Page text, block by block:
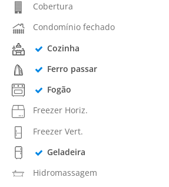
Cobertura
Condomínio fechado
Cozinha
Ferro passar
Fogão
Freezer Horiz.
Freezer Vert.
Geladeira
Hidromassagem